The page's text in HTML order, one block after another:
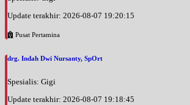
Update terakhir: 2026-08-07 19:20:15
Pusat Pertamina
drg. Indah Dwi Nursanty, SpOrt
Spesialis: Gigi
Update terakhir: 2026-08-07 19:18:45